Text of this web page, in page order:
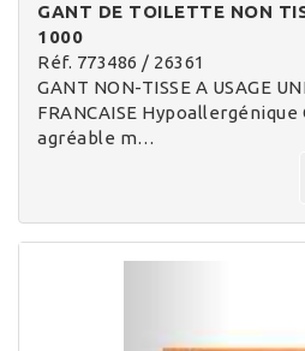
GANT DE TOILETTE NON
1000
Réf. 773486 / 26361
GANT NON-TISSE A USAGE
FRANCAISE
agréable m…